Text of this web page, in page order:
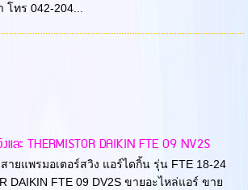
โทร 042-204...
ละ THERMISTOR DAIKIN FTE 09 NV2S
ายแพรมอเตอร์สวิง แอร์ไดกิ้น รุ่น FTE 18-24
DAIKIN FTE 09 DV2S ขายอะไหล่แอร์ ขาย